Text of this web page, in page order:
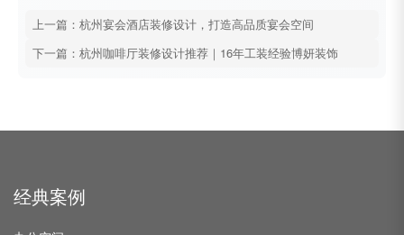
上一篇：杭州宴会酒店装修设计，打造高品质宴会空间
下一篇：杭州咖啡厅装修设计推荐｜16年工装经验博妍装饰
经典案例